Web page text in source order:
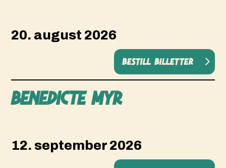
20. august 2026
Bestill billetter
Benedicte MYR
12. september 2026